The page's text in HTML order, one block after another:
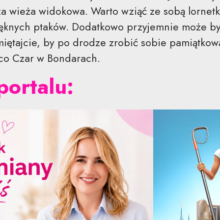
wieża widokowa. Warto wziąć ze sobą
ptaków. Dodatkowo przyjemnie może
by po drodze zrobić sobie
Czar w Bondarach.